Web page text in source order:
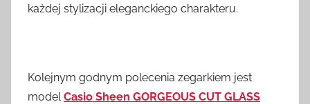
każdej stylizacji eleganckiego charakteru.
Kolejnym godnym polecenia zegarkiem jest
modelCasio Sheen GORGEOUS CUT GLASS